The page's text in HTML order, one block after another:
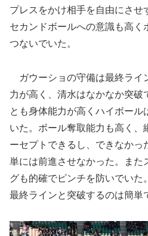
プレスをかけ相手を自由にさせ
セカンドボールへの意識も高く
つないでいた。
ガウーショの守備は最終ライ
力が高く、清水はなかなか突破
とも身体能力が高くハイボール
いた。ボール奪取能力も高く、
ーセプトできるし、できなかっ
単には前進させなかった。また
グも的確でピンチを防いでいた
最終ラインと突破するのは簡単